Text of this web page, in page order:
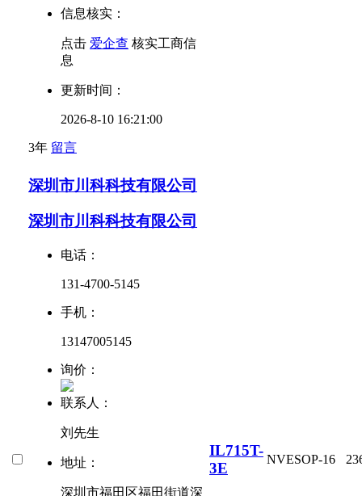
信息核实：
点击 爱企查 核实工商信
息
更新时间：
2026-8-10 16:21:00
3年 留言
深圳市川科科技有限公司
深圳市川科科技有限公司
电话：
131-4700-5145
手机：
13147005145
询价：
联系人：
刘先生
地址：
深圳市福田区福田街道深
IL715T-
3E
NVESOP-16